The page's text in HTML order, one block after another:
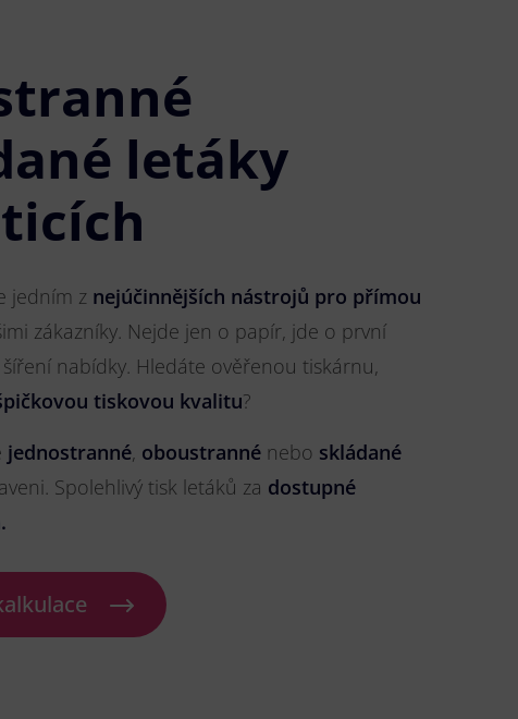
letáky
jedním z nejúčinnějších nástrojů pro přímou
zákazníky. Nejde jen o papír, jde o první
nabídky. Hledáte ověřenou tiskárnu,
tiskovou kvalitu?
jednostranné, oboustranné nebo skládané
Spolehlivý tisk letáků za dostupné